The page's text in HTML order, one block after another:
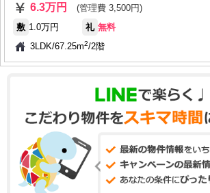
6.3万円
(管理費 3,500円)
敷 1.0万円 礼 無料
3LDK/67.25m2/2階